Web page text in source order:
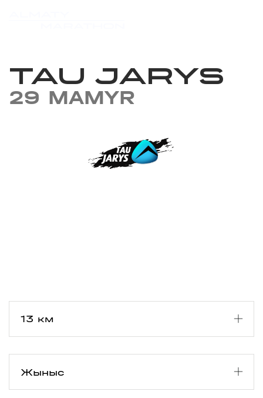
TAU JARYS
29 MAMYR